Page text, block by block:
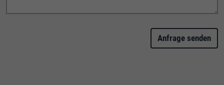
Anfrage senden